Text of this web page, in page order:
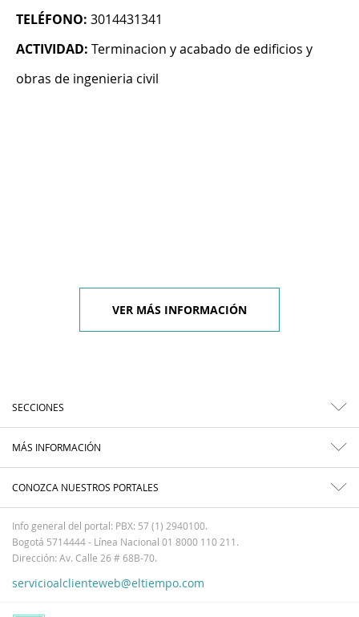
TELÉFONO: 3014431341
ACTIVIDAD: Terminacion y acabado de edificios y
obras de ingenieria civil
VER MÁS INFORMACIÓN
SECCIONES
MÁS INFORMACIÓN
CONOZCA NUESTROS PORTALES
Info general del portal: PBX: 57 (1) 2940100.
Bogotá 5714444 - Línea Nacional 01 8000 110 211.
Dirección: Av. Calle 26 # 68B-70.
servicioalclienteweb@eltiempo.com